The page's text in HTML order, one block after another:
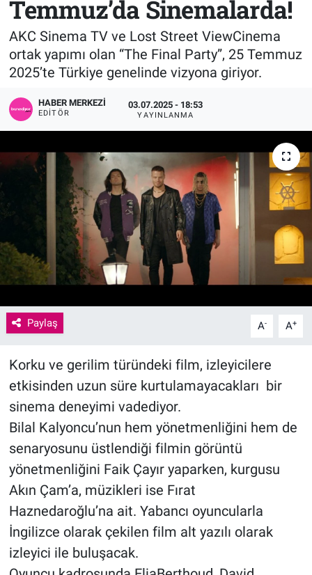
Temmuz’da Sinemalarda!
AKC Sinema TV ve Lost Street ViewCinema
ortak yapımı olan “The Final Party”, 25 Temmuz
2025’te Türkiye genelinde vizyona giriyor.
HABER MERKEZI
EDITÖR
03.07.2025 - 18:53
YAYINLANMA
Paylaş A- A+
Korku ve gerilim türündeki film, izleyicilere
etkisinden uzun süre kurtulamayacakları bir
sinema deneyimi vadediyor.
Bilal Kalyoncu’nun hem yönetmenliğini hem de
senaryosunu üstlendiği filmin görüntü
yönetmenliğini Faik Çayır yaparken, kurgusu
Akın Çam’a, müzikleri ise Fırat
Haznedaroğlu’na ait. Yabancı oyuncularla
İngilizce olarak çekilen film alt yazılı olarak
izleyici ile buluşacak.
Spor
Teknoloji
Tv Medya